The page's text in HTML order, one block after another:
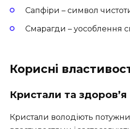
Сапфіри – символ
Смарагди – уособлення
Корисні
Кристали та здоров’я
Кристали володіють